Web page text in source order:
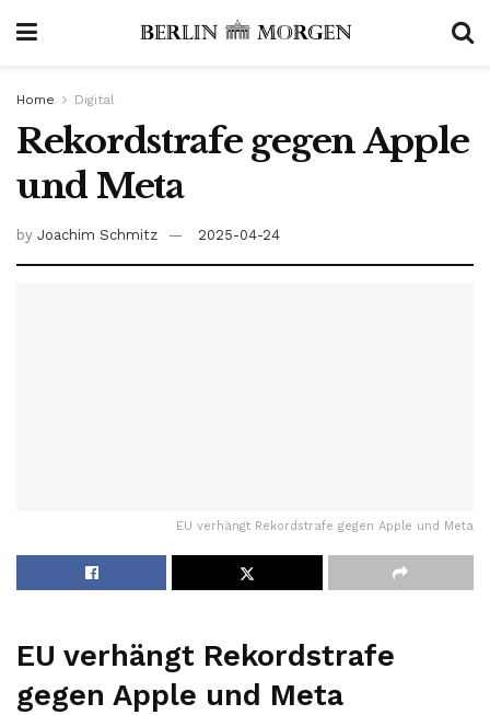
Home Digital
Rekordstrafe gegen Apple
und Meta
by Joachim Schmitz 2025-04-24
EU verhängt Rekordstrafe gegen Apple und Meta
EU verhängt Rekordstrafe
gegen Apple und Meta